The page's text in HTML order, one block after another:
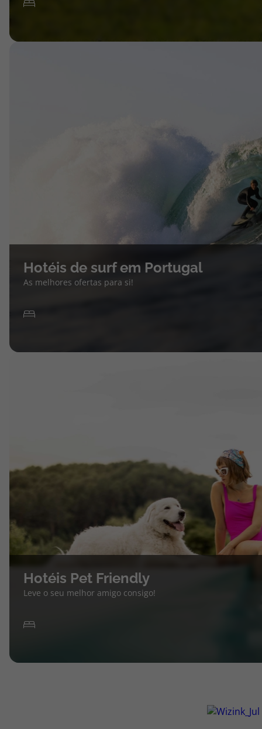
Hotéis de surf em Portugal
As melhores ofertas para si!
Hotéis Pet Friendly
Leve o seu melhor amigo consigo!